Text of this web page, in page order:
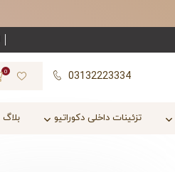
03132223334
0
تزئینات داخلی دکوراتیو بلاگ